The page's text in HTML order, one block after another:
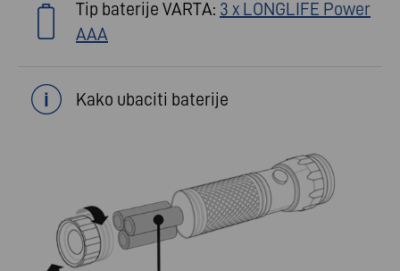
Tip baterije VARTA: 3 x LONGLIFE Power
AAA
Kako ubaciti baterije